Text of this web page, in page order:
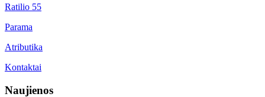
Ratilio 55
Parama
Atributika
Kontaktai
Naujienos